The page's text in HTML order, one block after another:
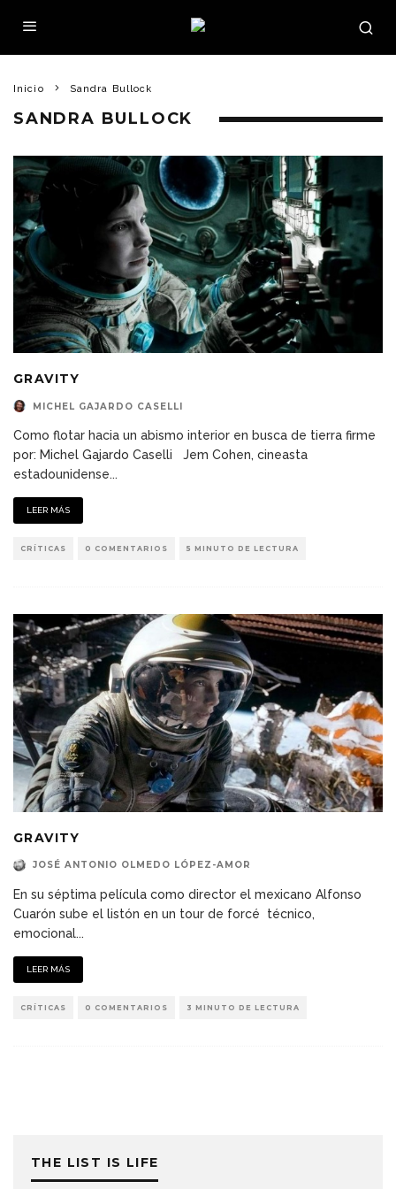
Inicio Sandra Bullock
SANDRA BULLOCK
GRAVITY
MICHEL GAJARDO CASELLI
Como flotar hacia un abismo interior en busca de tierra firme
por: Michel Gajardo Caselli Jem Cohen, cineasta
estadounidense...
LEER MÁS
CRÍTICAS 0 COMENTARIOS 5 MINUTO DE LECTURA
GRAVITY
JOSÉ ANTONIO OLMEDO LÓPEZ-AMOR
En su séptima película como director el mexicano Alfonso
Cuarón sube el listón en un tour de forcé técnico,
emocional...
LEER MÁS
CRÍTICAS 0 COMENTARIOS 3 MINUTO DE LECTURA
THE LIST IS LIFE